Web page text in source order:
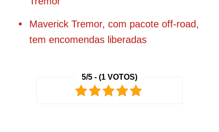
Maverick Tremor, com pacote off-road,
tem encomendas liberadas
5/5 - (1 VOTOS)